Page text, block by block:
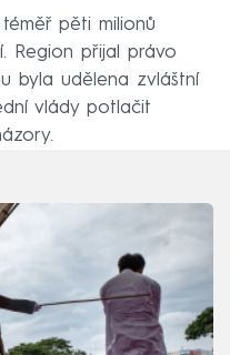
pěti milionů
Region přijal právo
byla udělena zvláštní
vlády potlačit